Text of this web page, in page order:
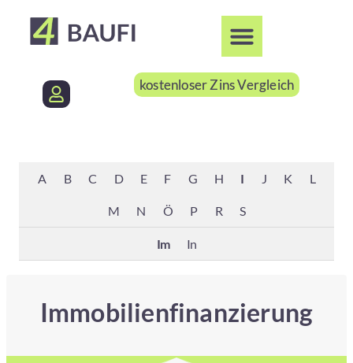
kostenloser Zins Vergleich
A B C D E F G H I J K L
M N Ö P R S
Im In
Immobilienfinanzierung